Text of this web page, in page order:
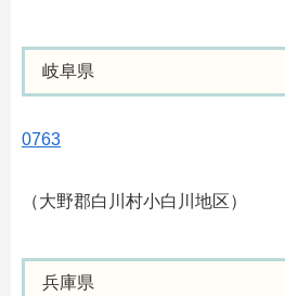
岐阜県
0763
（大野郡白川村小白川地区）
兵庫県